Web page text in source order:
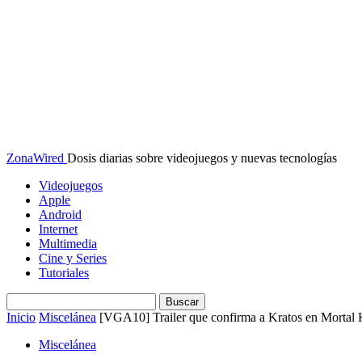
ZonaWired Dosis diarias sobre videojuegos y nuevas tecnologías
Videojuegos
Apple
Android
Internet
Multimedia
Cine y Series
Tutoriales
Inicio Miscelánea [VGA10] Trailer que confirma a Kratos en Mortal
Miscelánea